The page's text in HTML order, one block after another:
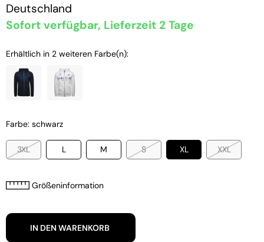
Deutschland
Sofort verfügbar, Lieferzeit 2 Tage
Erhältlich in 2 weiteren Farbe(n):
Farbe: schwarz
3XL L M S XL XXL
Größeninformation
IN DEN WARENKORB